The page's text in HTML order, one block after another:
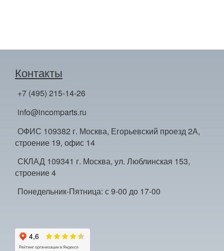
Контакты
+7 (495) 215-14-26
info@incomparts.ru
ОФИС 109382 г. Москва, Егорьевский проезд 2А,
строение 19, офис 14
СКЛАД 109341 г. Москва, ул. Люблинская 153,
строение 4
Понедельник-Пятница: с 9-00 до 17-00